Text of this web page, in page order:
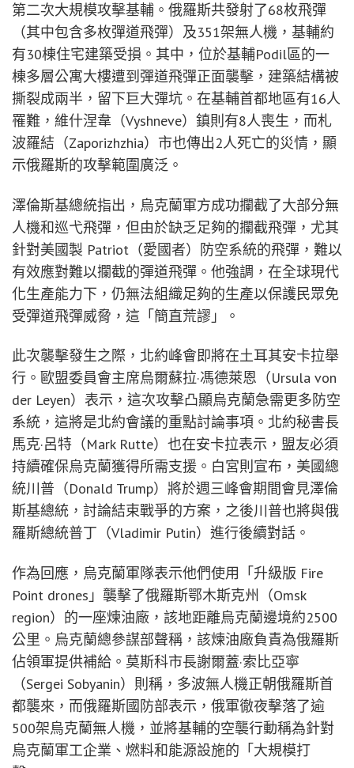
第二次大規模攻擊基輔。俄羅斯共發射了68枚飛彈
（其中包含多枚彈道飛彈）及351架無人機，基輔約
有30棟住宅建築受損。其中，位於基輔Podil區的一
棟多層公寓大樓遭到彈道飛彈正面襲擊，建築結構被
撕裂成兩半，留下巨大彈坑。在基輔首都地區有16人
罹難，維什涅韋（Vyshneve）鎮則有8人喪生，而札
波羅結（Zaporizhzhia）市也傳出2人死亡的災情，顯
示俄羅斯的攻擊範圍廣泛。
澤倫斯基總統指出，烏克蘭軍方成功攔截了大部分無
人機和巡弋飛彈，但由於缺乏足夠的攔截飛彈，尤其
針對美國製 Patriot（愛國者）防空系統的飛彈，難以
有效應對難以攔截的彈道飛彈。他強調，在全球現代
化生產能力下，仍無法組織足夠的生產以保護民眾免
受彈道飛彈威脅，這「簡直荒謬」。
此次襲擊發生之際，北約峰會即將在土耳其安卡拉舉
行。歐盟委員會主席烏爾蘇拉·馮德萊恩（Ursula von
der Leyen）表示，這次攻擊凸顯烏克蘭急需更多防空
系統，這將是北約會議的重點討論事項。北約秘書長
馬克·呂特（Mark Rutte）也在安卡拉表示，盟友必須
持續確保烏克蘭獲得所需支援。白宮則宣布，美國總
統川普（Donald Trump）將於週三峰會期間會見澤倫
斯基總統，討論結束戰爭的方案，之後川普也將與俄
羅斯總統普丁（Vladimir Putin）進行後續對話。
作為回應，烏克蘭軍隊表示他們使用「升級版 Fire
Point drones」襲擊了俄羅斯鄂木斯克州（Omsk
region）的一座煉油廠，該地距離烏克蘭邊境約2500
公里。烏克蘭總參謀部聲稱，該煉油廠負責為俄羅斯
佔領軍提供補給。莫斯科市長謝爾蓋·索比亞寧
（Sergei Sobyanin）則稱，多波無人機正朝俄羅斯首
都襲來，而俄羅斯國防部表示，俄軍徹夜擊落了逾
500架烏克蘭無人機，並將基輔的空襲行動稱為針對
烏克蘭軍工企業、燃料和能源設施的「大規模打